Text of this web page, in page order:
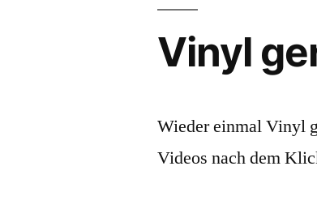
Vinyl
Wieder einmal Vinyl
Videos nach dem